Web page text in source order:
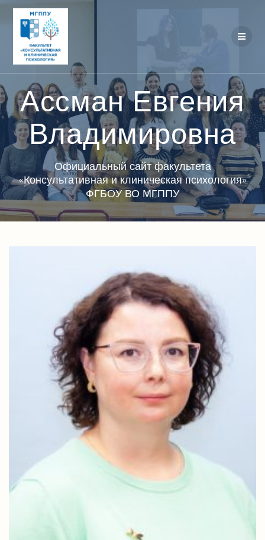
Ассман Евгения
Владимировна
Официальный сайт факультета
«Консультативная и клиническая психология»
ФГБОУ ВО МГППУ